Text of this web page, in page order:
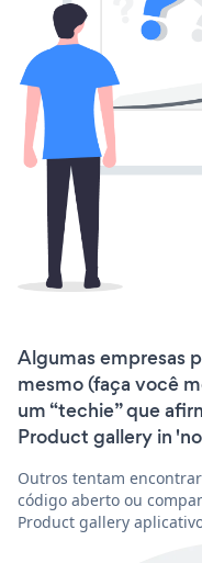
Algumas empresas
mesmo (faça você
um “techie” que
Product gallery in
Outros tentam
código aberto ou
Product gallery